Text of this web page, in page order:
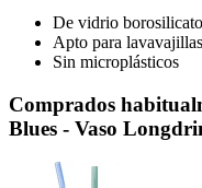
De vidrio borosilicato
Apto para lavavajillas
Sin microplásticos
Comprados
Blues - Vaso